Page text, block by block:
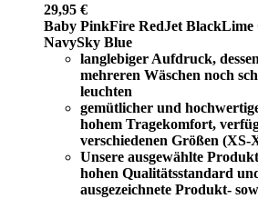
29,95 €
Baby PinkFire RedJet BlackLime
NavySky Blue
langlebiger Aufdruck,
mehreren Wäschen noch
leuchten
gemütlicher und
hohem Tragekomfort,
verschiedenen Größen (XS-
Unsere ausgewählte
hohen Qualitätsstandard
ausgezeichnete Produkt-